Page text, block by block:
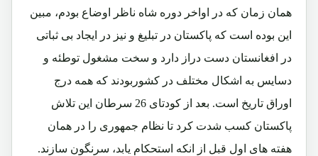
همان زمان که در اواخر دوره شاه ناظر اوضاع بودم، مبین
این بوده است که پاکستان در تبلیغ و نیز در ایجاد بی ثباتی
در افغانستان دست دراز دارد و سخت مشغول توطئه و
دسایس به اشکال مختلف در کشوربودند که همه درج
اوراق تاریخ است. بعد از کودتای 26 سرطان این تلاش
پاکستان کسب شدت کرد تا نظام جمهوری را در همان
هفته های اول قبل از انکه استحکام یابد، سرنگون سازند.